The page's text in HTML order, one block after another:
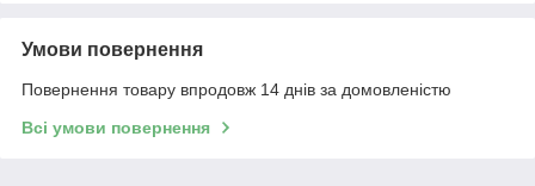
Умови повернення
Повернення товару впродовж 14 днів за домовленістю
Всі умови повернення